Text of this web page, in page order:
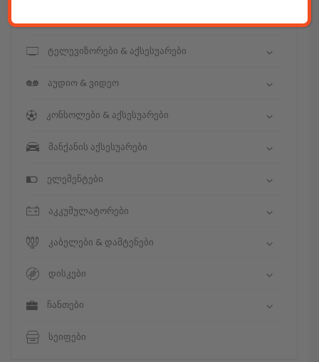
ტელევიზორები & აქსესუარები
აუდიო & ვიდეო
კონსოლები & აქსესუარები
მანქანის აქსესუარები
ელემენტები
აკკუმულატორები
კაბელები & დამტენები
დისკები
ჩანთები
სეიფები